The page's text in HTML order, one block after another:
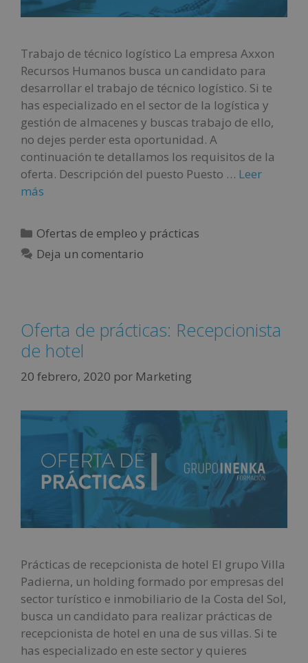
Trabajo de técnico logístico La empresa Axxon
Recursos Humanos busca un candidato para
desarrollar el trabajo de técnico logístico. Si te
has especializado en el sector de la logística y
gestión de almacenes y buscas trabajo de ello,
no dejes perder esta oportunidad. A
continuación te detallamos los requisitos de la
oferta. Descripción del puesto Puesto … Leer
más
Ofertas de empleo y prácticas
Deja un comentario
Oferta de prácticas: Recepcionista
de hotel
20 febrero, 2020 por Marketing
Prácticas de recepcionista de hotel El grupo Villa
Padierna, un holding formado por empresas del
sector turístico e inmobiliario de la Costa del Sol,
busca un candidato para realizar prácticas de
recepcionista de hotel en una de sus villas. Si te
has especializado en este sector y quieres